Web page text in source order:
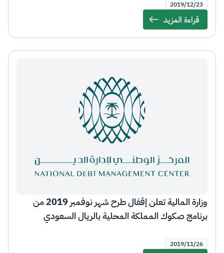
2019/12/23
قراءة المزيد
Details
وزارة المالية تعلن إقفال طرح شهر نوفمبر 2019 من
برنامج صكوك المملكة المحلية بالريال السعودي
2019/11/26